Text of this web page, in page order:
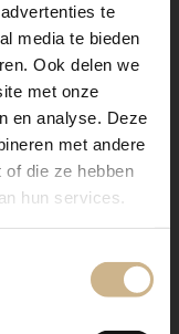
te
media te bieden
Ook delen we
met onze
en analyse. Deze
met andere
die ze hebben
hun services.
naar
het: